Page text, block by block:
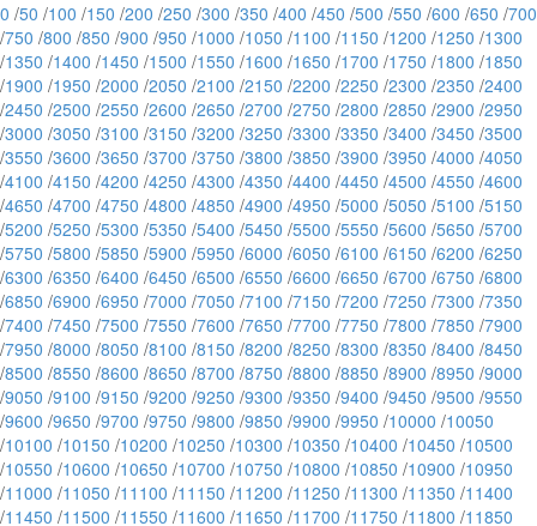
0 /50 /100 /150 /200 /250 /300 /350 /400 /450 /500 /550 /600 /650 /700
/750 /800 /850 /900 /950 /1000 /1050 /1100 /1150 /1200 /1250 /1300
/1350 /1400 /1450 /1500 /1550 /1600 /1650 /1700 /1750 /1800 /1850
/1900 /1950 /2000 /2050 /2100 /2150 /2200 /2250 /2300 /2350 /2400
/2450 /2500 /2550 /2600 /2650 /2700 /2750 /2800 /2850 /2900 /2950
/3000 /3050 /3100 /3150 /3200 /3250 /3300 /3350 /3400 /3450 /3500
/3550 /3600 /3650 /3700 /3750 /3800 /3850 /3900 /3950 /4000 /4050
/4100 /4150 /4200 /4250 /4300 /4350 /4400 /4450 /4500 /4550 /4600
/4650 /4700 /4750 /4800 /4850 /4900 /4950 /5000 /5050 /5100 /5150
/5200 /5250 /5300 /5350 /5400 /5450 /5500 /5550 /5600 /5650 /5700
/5750 /5800 /5850 /5900 /5950 /6000 /6050 /6100 /6150 /6200 /6250
/6300 /6350 /6400 /6450 /6500 /6550 /6600 /6650 /6700 /6750 /6800
/6850 /6900 /6950 /7000 /7050 /7100 /7150 /7200 /7250 /7300 /7350
/7400 /7450 /7500 /7550 /7600 /7650 /7700 /7750 /7800 /7850 /7900
/7950 /8000 /8050 /8100 /8150 /8200 /8250 /8300 /8350 /8400 /8450
/8500 /8550 /8600 /8650 /8700 /8750 /8800 /8850 /8900 /8950 /9000
/9050 /9100 /9150 /9200 /9250 /9300 /9350 /9400 /9450 /9500 /9550
/9600 /9650 /9700 /9750 /9800 /9850 /9900 /9950 /10000 /10050
/10100 /10150 /10200 /10250 /10300 /10350 /10400 /10450 /10500
/10550 /10600 /10650 /10700 /10750 /10800 /10850 /10900 /10950
/11000 /11050 /11100 /11150 /11200 /11250 /11300 /11350 /11400
/11450 /11500 /11550 /11600 /11650 /11700 /11750 /11800 /11850